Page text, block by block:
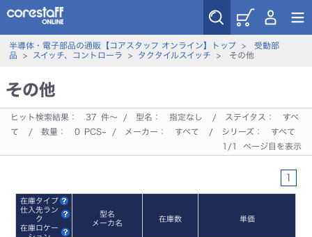
半導体・電子部品の通販【コアスタッフ オンライン】トップ>
受動部
品 > スイッチ、コントローラ > タクタイルスイッチ > その他
その他
ヒット検索結果： 37 件～ / 型名： 指定なし / ステイタス：
すべ
て
/ 数量： 0 PCS~ / メーカー： すべて / シリーズ：
すべて
1/1 ページ目を表示
1
在庫タイプ
仕入先ラン
ク
在庫ロケー
型名
メーカ名
在庫数 単価